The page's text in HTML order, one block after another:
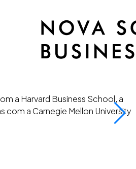
a Harvard Business School, a
com a Carnegie Mellon University